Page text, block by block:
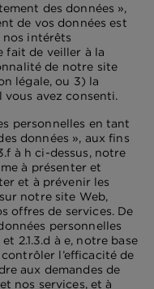
des données »,
de vos données est
nos intérêts
fait de veiller à la
de notre site
légale, ou 3) la
avez consenti.
personnelles en tant
données », aux fins
à h ci-dessus, notre
à présenter et
et à prévenir les
notre site Web,
offres de services. De
personnelles
2.1.3.d à e, notre base
l’efficacité de
aux demandes de
nos services, et à